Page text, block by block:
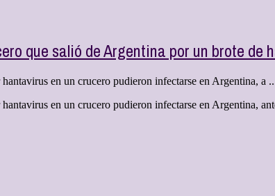
que salió de Argentina por un brote de
en un crucero pudieron infectarse en Argentina, a
en un crucero pudieron infectarse en Argentina,